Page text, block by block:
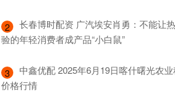
2
长春博时配资 广汽埃安肖勇：不能让
验的年轻消费者成产品“小白鼠”
3
中鑫优配 2025年6月19日喀什曙光农
价格行情